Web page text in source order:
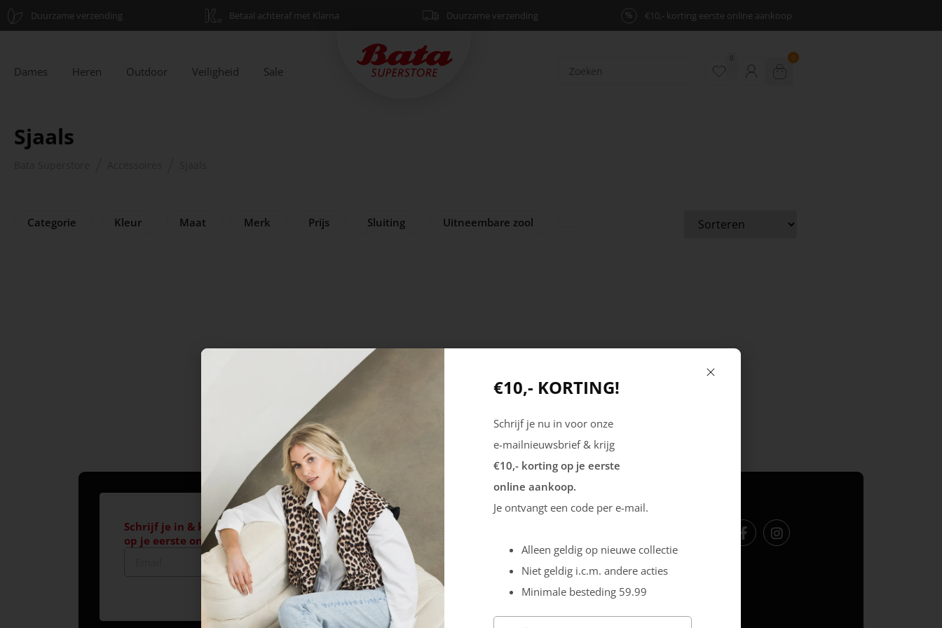
Duurzame verzending Betaal achteraf met Klarna Duurzame verzending % €10,- korting eerste online aankoop
Dames Heren Outdoor Veiligheid Sale
0 0
Sjaals
Categorie Kleur Maat Merk Prijs Sluiting Uitneembare zool
Schrijf je in & krijg €10,- korting*
op je eerste online aankoop!
Heren
Outdoor
Veiligheid
Sale
Mijn account
Inloggen
€10,- KORTING!
Schrijf je nu in voor onze
e-mailnieuwsbrief & krijg
€10,- korting op je eerste
online aankoop.
Je ontvangt een code per e-mail.
Alleen geldig op nieuwe collectie
Niet geldig i.c.m. andere acties
Minimale besteding 59.99